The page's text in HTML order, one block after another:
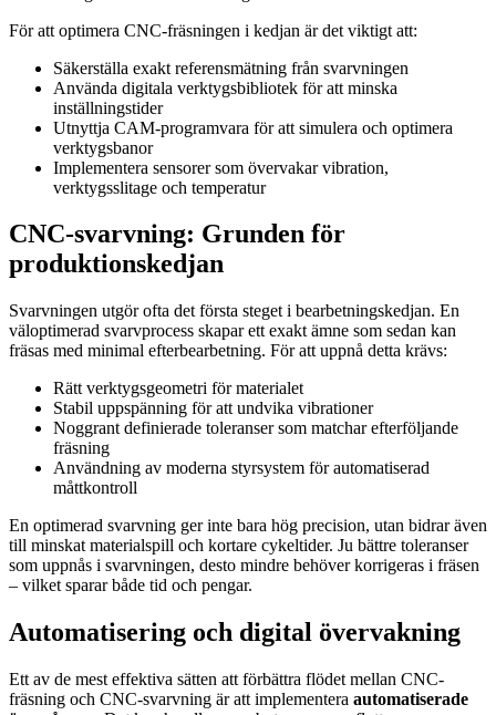
För att optimera CNC-fräsningen i kedjan är det viktigt att:
Säkerställa exakt referensmätning från svarvningen
Använda digitala verktygsbibliotek för att minska
inställningstider
Utnyttja CAM-programvara för att simulera och optimera
verktygsbanor
Implementera sensorer som övervakar vibration,
verktygsslitage och temperatur
CNC-svarvning: Grunden för
produktionskedjan
Svarvningen utgör ofta det första steget i bearbetningskedjan. En
väloptimerad svarvprocess skapar ett exakt ämne som sedan kan
fräsas med minimal efterbearbetning. För att uppnå detta krävs:
Rätt verktygsgeometri för materialet
Stabil uppspänning för att undvika vibrationer
Noggrant definierade toleranser som matchar efterföljande
fräsning
Användning av moderna styrsystem för automatiserad
måttkontroll
En optimerad svarvning ger inte bara hög precision, utan bidrar även
till minskat materialspill och kortare cykeltider. Ju bättre toleranser
som uppnås i svarvningen, desto mindre behöver korrigeras i fräsen
– vilket sparar både tid och pengar.
Automatisering och digital övervakning
Ett av de mest effektiva sätten att förbättra flödet mellan CNC-
fräsning och CNC-svarvning är att implementera automatiserade